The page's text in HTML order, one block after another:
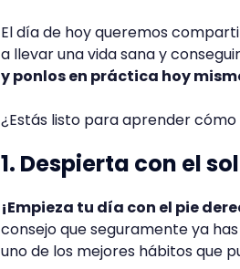
El día de hoy queremos
a llevar una vida sana y
y ponlos en práctica hoy
¿Estás listo para aprender
1. Despierta con el
¡Empieza tu día con el pie
consejo que seguramente ya
uno de los mejores hábitos que